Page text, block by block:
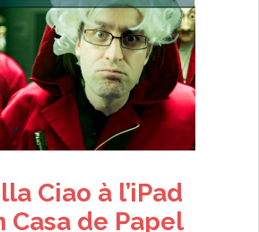
Ciao à l’iPad
Casa de Papel